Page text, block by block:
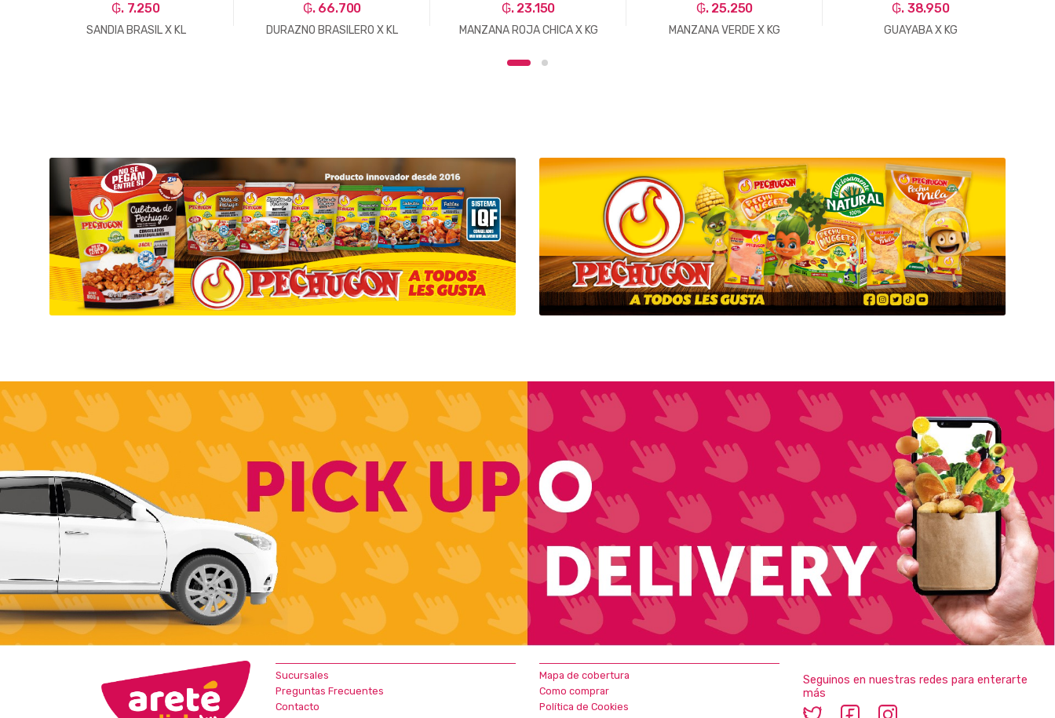
₲. 7.250
SANDIA BRASIL X KL
₲. 66.700
DURAZNO BRASILERO X KL
₲. 23.150
MANZANA ROJA CHICA X KG
₲. 25.250
MANZANA VERDE X KG
₲. 38.950
GUAYABA X KG
Sucursales
Preguntas Frecuentes
Contacto
Mapa de cobertura
Como comprar
Política de Cookies
Seguinos en nuestras redes para enterarte
más